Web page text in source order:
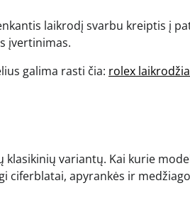
laikrodį svarbu kreiptis į
įvertinimas.
galima rasti čia: rolex
variantų. Kai kurie
ciferblatai, apyrankės ir